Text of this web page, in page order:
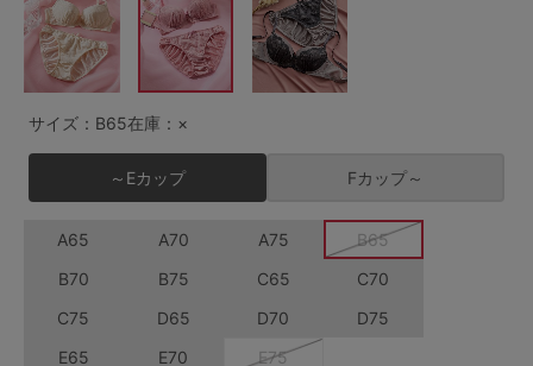
H70 H75
SS M
L LL
S-CD
M-AB M-EF
L-AB L-EF
～999円 1,000～1,999円
2,000～2,999円 3,000～3,999円
4,000円～
セールアイテムから探す
その他から探す
サイズ：B65在庫：×
～Eカップ Fカップ～
A65 A70 A75
B65
B70
B75 C65
C70
C75
D65 D70
D75
E65
E70 E75